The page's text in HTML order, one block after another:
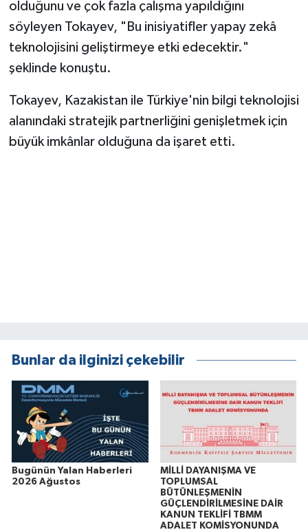
olduğunu ve çok fazla çalışma yapıldığını
söyleyen Tokayev, "Bu inisiyatifler yapay zekâ
teknolojisini geliştirmeye etki edecektir."
şeklinde konuştu.
Tokayev, Kazakistan ile Türkiye'nin bilgi teknolojisi
alanındaki stratejik partnerliğini genişletmek için
büyük imkânlar olduğuna da işaret etti.
Bunlar da ilginizi çekebilir
Bugünün Yalan Haberleri
2026 Ağustos
MİLLİ DAYANIŞMA VE
TOPLUMSAL
BÜTÜNLEŞMENİN
GÜÇLENDİRİLMESİNE DAİR
KANUN TEKLİFİ TBMM
ADALET KOMİSYONUNDA